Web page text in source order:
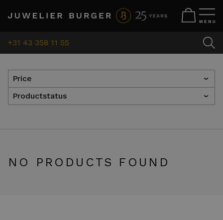
+31 43 358 11 55
Price ›
Productstatus ›
NO PRODUCTS FOUND